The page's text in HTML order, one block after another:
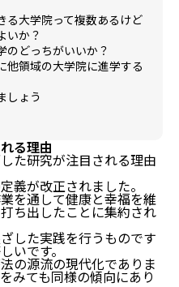
大学院って複数あるけど
いか？
どっちがいいか？
領域の大学院に進学する
しょう
る理由
た研究が注目される理由
義が改正されました。
を通して健康と幸福を維
ち出したことに集約され
した実践を行うものです
いです。
の源流の現代化でありま
みても同様の傾向にあり